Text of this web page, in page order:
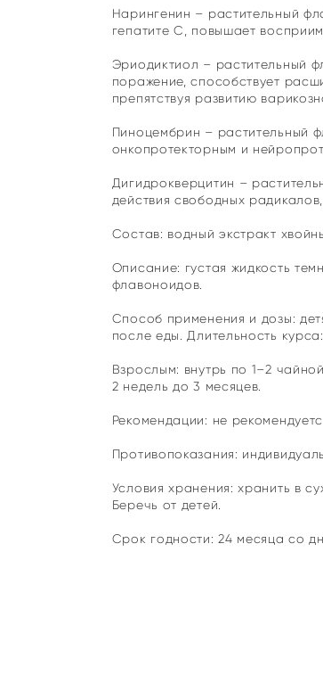
Нарингенин – растительный
гепатите С, повышает
Эриодиктиол – растительный
поражение, способствует
препятствуя развитию
Пиноцембрин – растительный
онкопротекторным и
Дигидрокверцитин –
действия свободных
Состав: водный экстракт
Описание: густая жидкость
флавоноидов.
Способ применения и дозы:
после еды. Длительность
Взрослым: внутрь по 1–2
2 недель до 3 месяцев.
Рекомендации: не
Противопоказания:
Условия хранения: хранить в
Беречь от детей.
Срок годности: 24 месяца со